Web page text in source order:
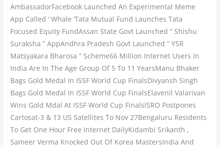
AmbassadorFacebook Launched An Experimental Meme
App Called ‘ Whale ‘Tata Mutual Fund Launches Tata
Focused Equity FundAssan State Govt Launched ” Shishu
Suraksha ” AppAndhra Pradesh Govt Launched ” YSR
Matsyakara Bharosa ” Scheme66 Million Internet Users In
India Are In The Age Group Of 5 To 11 YearsManu Bhaker
Bags Gold Medal In ISSF World Cup FinalsDivyansh Singh
Bags Gold Medal In ISSF World Cup FinalsElavenil Valarivan
Wins Gold Mdal At ISSF World Cup FinalsISRO Postpones
Cartosat-3 & 13 US Satellites To Nov 27Bengaluru Residents
To Get One Hour Free Internet DailyKidambi Srikanth ,
Sameer Verma Knocked Out Of Korea MastersIndia And